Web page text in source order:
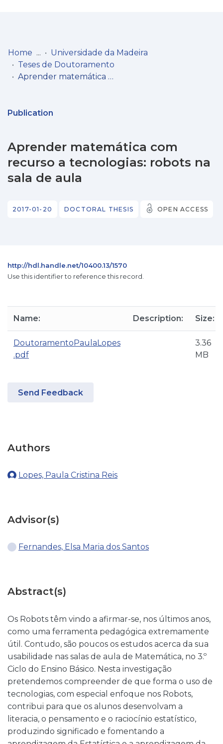
Communities
Statistics
Home
Universidade da Madeira
Teses de Doutoramento
Aprender matemática com recurso a tecnologias: robots na sala de aula
Publication
Aprender matemática com
recurso a tecnologias: robots na
sala de aula
2017-01-20 DOCTORAL THESIS OPEN ACCESS
http://hdl.handle.net/10400.13/1570
Use this identifier to reference this record.
Name: Description: Size:
DoutoramentoPaulaLopes
.pdf
3.36
MB
Send Feedback
Authors
Lopes, Paula Cristina Reis
Advisor(s)
Fernandes, Elsa Maria dos Santos
Abstract(s)
Os Robots têm vindo a afirmar-se, nos últimos anos,
como uma ferramenta pedagógica extremamente
útil. Contudo, são poucos os estudos acerca da sua
usabilidade nas salas de aula de Matemática, no 3.º
Ciclo do Ensino Básico. Nesta investigação
pretendemos compreender de que forma o uso de
tecnologias, com especial enfoque nos Robots,
contribui para que os alunos desenvolvam a
literacia, o pensamento e o raciocínio estatístico,
produzindo significado e fomentando a